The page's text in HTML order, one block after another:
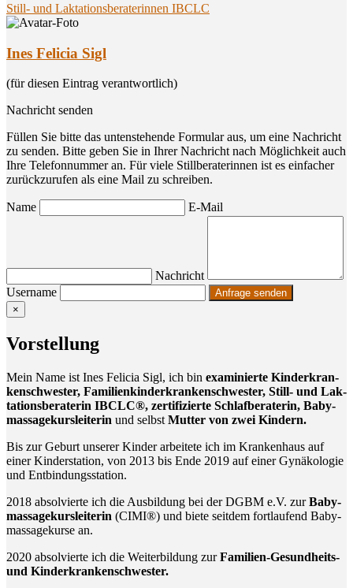
Still- und Laktationsberaterinnen IBCLC
Ines Felicia Sigl
(für diesen Eintrag verantwortlich)
Nachricht senden
Füllen Sie bitte das untenstehende Formular aus, um eine Nachricht
zu senden. Bitte geben Sie in Ihrer Nachricht nach Möglichkeit auch
Ihre Telefonnummer an. Für viele Stillberaterinnen ist es einfacher
zurückzurufen als eine Mail zu schreiben.
Name E-Mail
Nachricht
Username
×
Vor­stel­lung
Mein Name ist Ines Feli­cia Sigl, ich bin exami­nier­te Kin­der­kran­
ken­schwes­ter, Fami­li­en­kin­der­kran­ken­schwes­ter, Still- und Lak­
ta­ti­ons­be­ra­te­rin IBCLC®, zer­ti­fi­zier­te Schlaf­be­ra­te­rin, Baby­
mas­sa­ge­kurs­lei­te­rin und selbst Mut­ter von zwei Kindern.
Bis zur Geburt unse­rer Kin­der arbei­te­te ich im Kran­ken­haus auf
einer Kin­der­sta­ti­on, von 2013 bis Ende 2019 auf einer Gynä­ko­lo­gie
und Entbindungsstation.
2018 absol­vier­te ich die Aus­bil­dung bei der DGBM e.V. zurBaby­
mas­sa­ge­kurs­lei­te­rin (CIMI®) und bie­te seit­dem fort­lau­fend Baby­
mas­sa­ge­kur­se an.
2020 absol­vier­te ich die Wei­ter­bil­dung zurFami­li­en-Gesund­heits-
und Kinderkrankenschwester.